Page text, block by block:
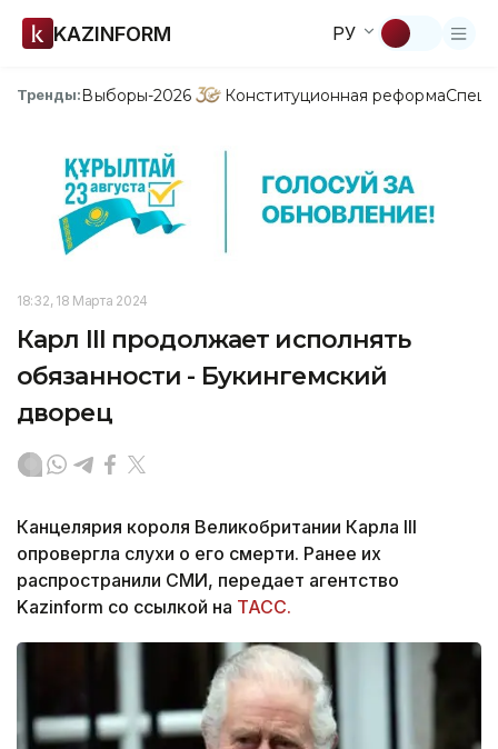
KAZINFORM РУ
Тренды:Выборы-2026 Конституционная реформа
18:32, 18 Марта 2024
Карл III продолжает исполнять
обязанности - Букингемский
дворец
Канцелярия короля Великобритании Карла III
опровергла слухи о его смерти. Ранее их
распространили СМИ, передает агентство
Kazinform со ссылкой на ТАСС.